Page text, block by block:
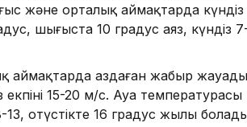
және орталық аймақтарда күндіз
шығыста 10 градус аяз, күндіз
аймақтарда аздаған жаңбыр
15-20 м/с. Ауа температурасы
оңтүстікте 16 градус жылы